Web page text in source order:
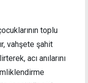
toplu
vahşete şahit
acı anılarını